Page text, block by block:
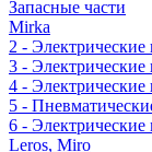
Запасные части
Mirka
2 -
3 -
4 -
5 -
6 -
Leros, Miro